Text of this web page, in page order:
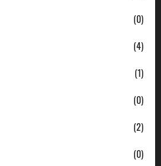
(0)
(4)
(1)
(0)
(2)
(0)